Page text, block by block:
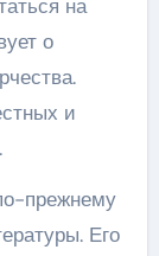
на
о
и
прежнему
Его